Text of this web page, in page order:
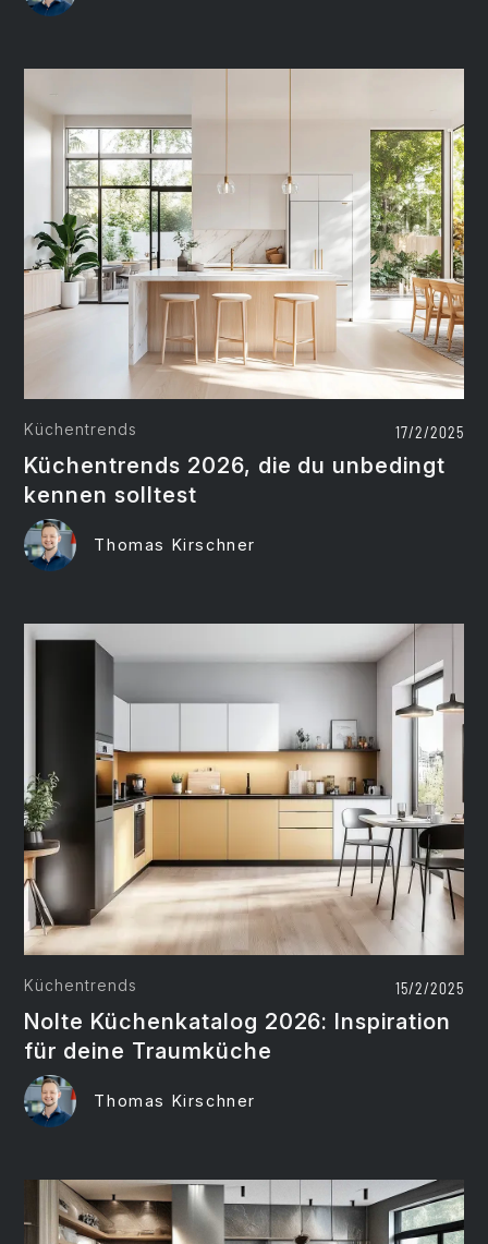
Küchentrends 17/2/2025
Küchentrends 2026, die du unbedingt
kennen solltest
Thomas Kirschner
Küchentrends 15/2/2025
Nolte Küchenkatalog 2026: Inspiration
für deine Traumküche
Thomas Kirschner